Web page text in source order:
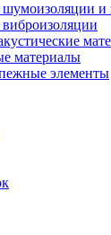
и
материалы
элементы